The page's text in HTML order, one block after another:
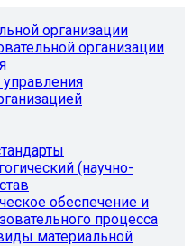
организации
организации
управления
(научно-
обеспечение и
процесса
материальной